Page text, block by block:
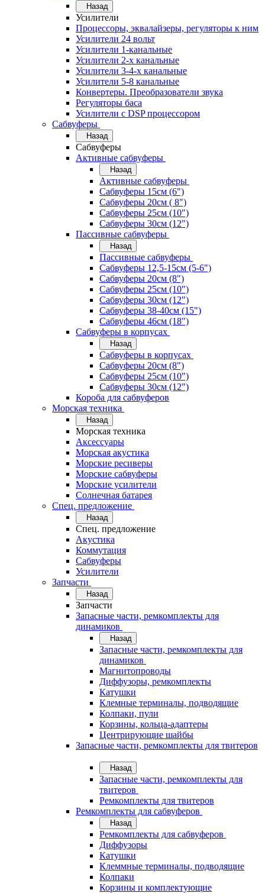
Назад
Усилители
Процессоры, эквалайзеры, регуляторы к ним
Усилители 24 вольт
Усилители 1-канальные
Усилители 2-х канальные
Усилители 3-4-х канальные
Усилители 5-8 канальные
Конвертеры. Преобразователи звука
Регуляторы баса
Усилители с DSP процессором
Сабвуферы
Назад
Сабвуферы
Активные сабвуферы
Назад
Активные сабвуферы
Сабвуферы 15см (6")
Сабвуферы 20см ( 8")
Сабвуферы 25см (10")
Сабвуферы 30см (12")
Пассивные сабвуферы
Назад
Пассивные сабвуферы
Сабвуферы 12,5-15см (5-6")
Сабвуферы 20см (8")
Сабвуферы 25см (10")
Сабвуферы 30см (12")
Сабвуферы 38-40см (15")
Сабвуферы 46см (18")
Сабвуферы в корпусах
Назад
Сабвуферы в корпусах
Сабвуферы 20см (8")
Сабвуферы 25см (10")
Сабвуферы 30см (12")
Короба для сабвуферов
Морская техника
Назад
Морская техника
Аксессуары
Морская акустика
Морские ресиверы
Морские сабвуферы
Морские усилители
Солнечная батарея
Спец. предложение
Назад
Спец. предложение
Акустика
Коммутация
Сабвуферы
Усилители
Запчасти
Назад
Запчасти
Запасные части, ремкомплекты для
динамиков
Назад
Запасные части, ремкомплекты для
динамиков
Магнитопроводы
Диффузоры, ремкомплекты
Катушки
Клемные терминалы, подводящие
Колпаки, пули
Корзины, кольца-адаптеры
Центрирующие шайбы
Запасные части, ремкомплекты для твитеров
Назад
Запасные части, ремкомплекты для
твитеров
Ремкомплекты для твитеров
Ремкомплекты для сабвуферов
Назад
Ремкомплекты для сабвуферов
Диффузоры
Катушки
Клеммные терминалы, подводящие
Колпаки
Корзины и комплектующие